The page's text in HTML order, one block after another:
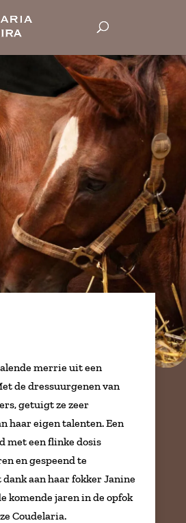
merrie uit een
de dressuurgenen van
getuigt ze zeer
haar eigen talenten. Een
met een flinke dosis
en gespeend te
aan haar fokker Janine
komende jaren in de opfok
Coudelaria.